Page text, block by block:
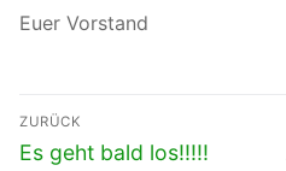
Euer Vorstand
Beitragsnavigation
ZURÜCK
Vorheriger
Es geht bald los!!!!!